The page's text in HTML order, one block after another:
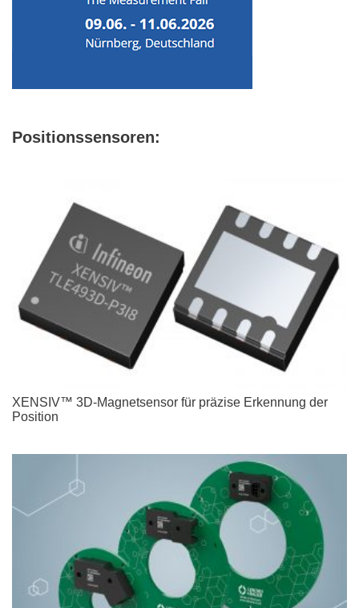
Positionssensoren:
XENSIV™ 3D-Magnetsensor für präzise Erkennung der
Position